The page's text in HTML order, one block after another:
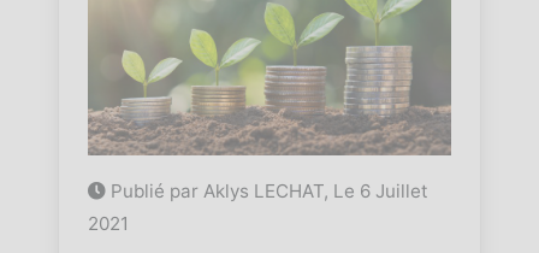
Publié par Aklys LECHAT, Le 6 Juillet
2021